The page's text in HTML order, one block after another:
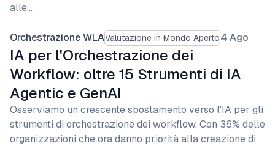
alle…
Orchestrazione WLAValutazione in Mondo Aperto4 Ago
IA per l'Orchestrazione dei
Workflow: oltre 15 Strumenti di IA
Agentic e GenAI
Osserviamo un crescente spostamento verso l'IA per gli
strumenti di orchestrazione dei workflow. Con 36% delle
organizzazioni che ora danno priorità alla creazione di